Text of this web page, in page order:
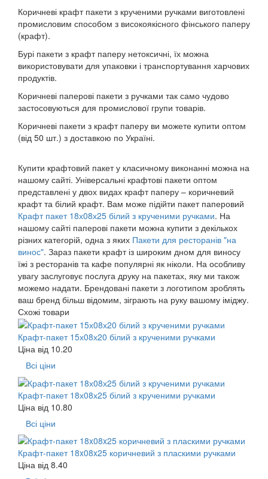
Коричневі крафт пакети з крученими ручками виготовлені
промисловим способом з високоякісного фінського паперу
(крафт).
Бурі пакети з крафт паперу нетоксичні, їх можна
використовувати для упаковки і транспортування харчових
продуктів.
Коричневі паперові пакети з ручками так само чудово
застосовуються для промислової групи товарів.
Коричневі пакети з крафт паперу ви можете купити оптом
(від 50 шт.) з доставкою по Україні.
Купити крафтовий пакет у класичному виконанні можна на
нашому сайті. Універсальні крафтові пакети оптом
представлені у двох видах крафт паперу – коричневий
крафт та білий крафт. Вам може підійти пакет паперовий
Крафт пакет 18х08х25 білий з крученими ручками. На
нашому сайті паперові пакети можна купити з декількох
різних категорій, одна з яких Пакети для ресторанів "на
винос". Зараз пакети крафт із широким дном для виносу
їжі з ресторанів та кафе популярні як ніколи. На особливу
увагу заслуговує послуга друку на пакетах, яку ми також
можемо надати. Брендовані пакети з логотипом зроблять
ваш бренд більш відомим, зіграють на руку вашому іміджу.
Схожі товари
Крафт-пакет 15х08х20 білий з крученими ручками
Ціна від 10.20
Всі ціни
Крафт-пакет 18х08х25 білий з крученими ручками
Ціна від 10.80
Всі ціни
Крафт-пакет 18x08x25 коричневий з пласкими ручками
Ціна від 8.40